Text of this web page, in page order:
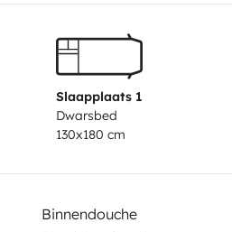
de casa.
Slaapplaats 1
Dwarsbed
130x180 cm
Binnendouche